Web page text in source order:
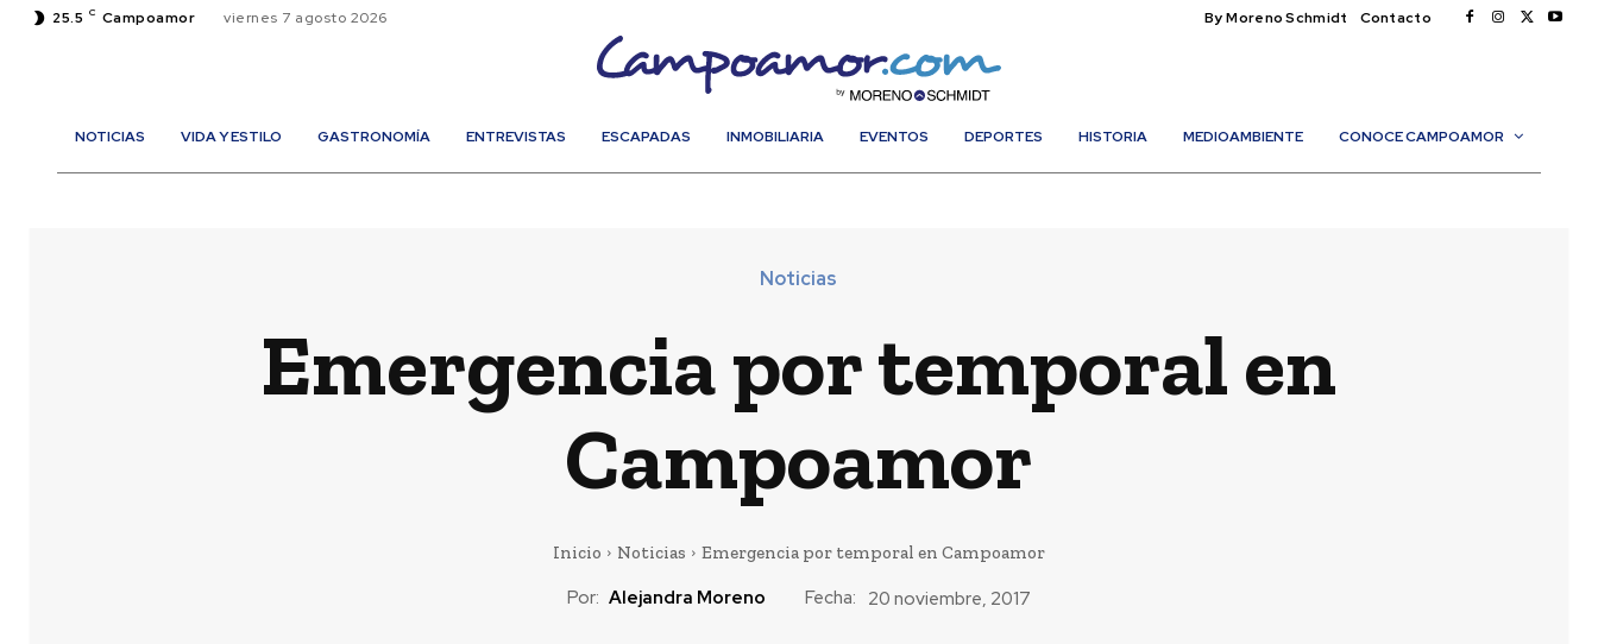
25.5 C Campoamor viernes 7 agosto 2026 By Moreno Schmidt Contacto
NOTICIAS VIDA Y ESTILO GASTRONOMÍA ENTREVISTAS ESCAPADAS INMOBILIARIA EVENTOS DEPORTES HISTORIA MEDIOAMBIENTE CONOCE CAMPOAMOR
Noticias
Emergencia por temporal en
Campoamor
Inicio Noticias Emergencia por temporal en Campoamor
Por: Alejandra Moreno Fecha: 20 noviembre, 2017